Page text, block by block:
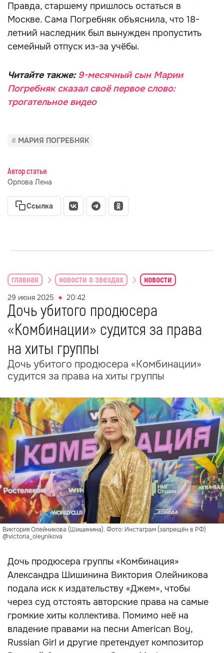
Правда, старшему пришлось остаться в
Москве. Сама Погребняк объяснила, что 18-
летний наследник был вынужден пропустить
семейный отпуск из-за учёбы.
Читайте также: 9-месячный сын Марии
Погребняк сказал своё первое слово:
трогательное видео
МАРИЯ ПОГРЕБНЯК
Автор статьи
Орлова Лена
Ссылка
главная новости о звездах новости
29 июня 2025 20:42
Дочь убитого продюсера
«Комбинации» судится за права
на хиты группы
Дочь убитого продюсера «Комбинации»
судится за права на хиты группы
Виктория Олейникова (Шишинина). Фото: Инстаграм (запрещён в РФ)
@victoria_oleynikova
Дочь продюсера группы «Комбинация»
Александра Шишинина Виктория Олейникова
подала иск к издательству «Джем», чтобы
через суд отстоять авторские права на самые
громкие хиты коллектива. Помимо неё на
владение правами на песни American Boy,
Russian Girl и другие претендует композитор